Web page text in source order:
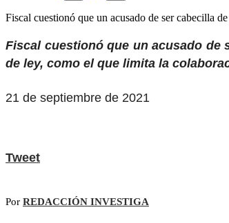
Fiscal cuestionó que un acusado de ser cabecilla
Fiscal cuestionó que un acusado de
de ley, como el que limita la
21 de septiembre de 2021
Tweet
Por REDACCIÓN INVESTIGA